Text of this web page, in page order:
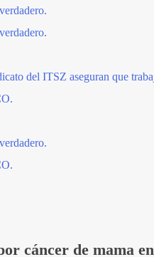
del ITSZ aseguran que
cáncer de mama